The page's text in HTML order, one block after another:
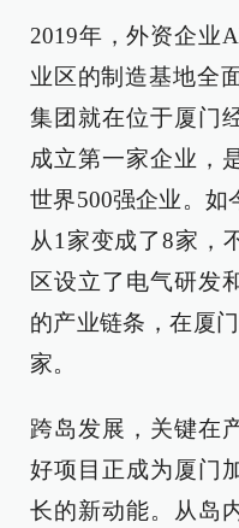
2019年，外资企业
业区的制造基地全
集团就在位于厦门
成立第一家企业，
世界500强企业。如
从1家变成了8家，
区设立了电气研发
的产业链条，在厦
家。
跨岛发展，关键在
好项目正成为厦门
长的新动能。从岛